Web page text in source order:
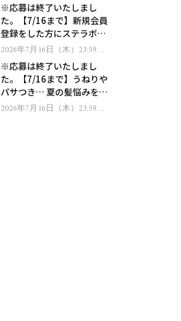
※応募は終了いたしまし
た。【7/16まで】新規会員
登録をした方にステラボー
テのシャインリバース ヘア
ゼント！
2026年7月16日（木）23:59ま
※応募は終了いたしまし
た。【7/16まで】うねりや
パサつき… 夏の髪悩みを解
消するヘアケアアイテムを
2026年7月16日（木）23:59ま